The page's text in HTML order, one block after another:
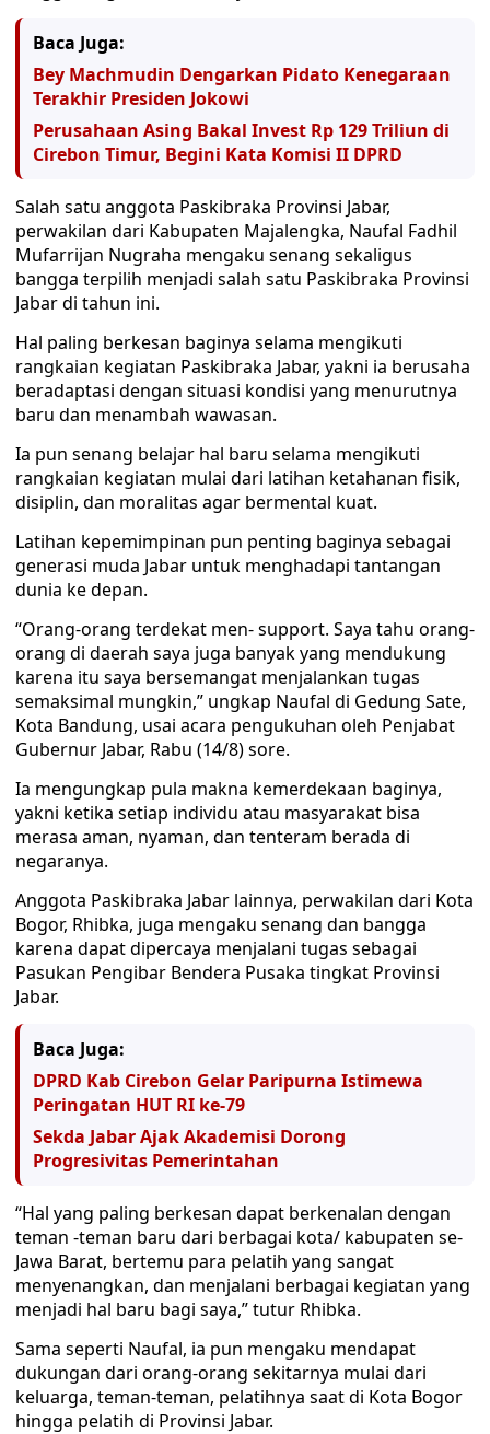
Baca Juga:
Bey Machmudin Dengarkan Pidato Kenegaraan
Terakhir Presiden Jokowi
Perusahaan Asing Bakal Invest Rp 129 Triliun di
Cirebon Timur, Begini Kata Komisi II DPRD
Salah satu anggota Paskibraka Provinsi Jabar,
perwakilan dari Kabupaten Majalengka, Naufal Fadhil
Mufarrijan Nugraha mengaku senang sekaligus
bangga terpilih menjadi salah satu Paskibraka Provinsi
Jabar di tahun ini.
Hal paling berkesan baginya selama mengikuti
rangkaian kegiatan Paskibraka Jabar, yakni ia berusaha
beradaptasi dengan situasi kondisi yang menurutnya
baru dan menambah wawasan.
Ia pun senang belajar hal baru selama mengikuti
rangkaian kegiatan mulai dari latihan ketahanan fisik,
disiplin, dan moralitas agar bermental kuat.
Latihan kepemimpinan pun penting baginya sebagai
generasi muda Jabar untuk menghadapi tantangan
dunia ke depan.
“Orang-orang terdekat men- support. Saya tahu orang-
orang di daerah saya juga banyak yang mendukung
karena itu saya bersemangat menjalankan tugas
semaksimal mungkin,” ungkap Naufal di Gedung Sate,
Kota Bandung, usai acara pengukuhan oleh Penjabat
Gubernur Jabar, Rabu (14/8) sore.
Ia mengungkap pula makna kemerdekaan baginya,
yakni ketika setiap individu atau masyarakat bisa
merasa aman, nyaman, dan tenteram berada di
negaranya.
Anggota Paskibraka Jabar lainnya, perwakilan dari Kota
Bogor, Rhibka, juga mengaku senang dan bangga
karena dapat dipercaya menjalani tugas sebagai
Pasukan Pengibar Bendera Pusaka tingkat Provinsi
Jabar.
Baca Juga:
DPRD Kab Cirebon Gelar Paripurna Istimewa
Peringatan HUT RI ke-79
Sekda Jabar Ajak Akademisi Dorong
Progresivitas Pemerintahan
“Hal yang paling berkesan dapat berkenalan dengan
teman -teman baru dari berbagai kota/ kabupaten se-
Jawa Barat, bertemu para pelatih yang sangat
menyenangkan, dan menjalani berbagai kegiatan yang
menjadi hal baru bagi saya,” tutur Rhibka.
Sama seperti Naufal, ia pun mengaku mendapat
dukungan dari orang-orang sekitarnya mulai dari
keluarga, teman-teman, pelatihnya saat di Kota Bogor
hingga pelatih di Provinsi Jabar.